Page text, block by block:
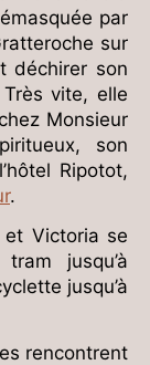
par
sur
déchirer son
vite, elle
Monsieur
son
Ripotot,
.
et Victoria se
jusqu’à
jusqu’à
rencontrent